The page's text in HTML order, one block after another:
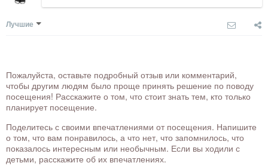
Лучшие
Пожалуйста, оставьте подробный отзыв или комментарий,
чтобы другим людям было проще принять решение по поводу
посещения! Расскажите о том, что стоит знать тем, кто только
планирует посещение.
Поделитесь с своими впечатлениями от посещения. Напишите
о том, что вам понравилось, а что нет, что запомнилось, что
показалось интересным или необычным. Если вы ходили с
детьми, расскажите об их впечатлениях.